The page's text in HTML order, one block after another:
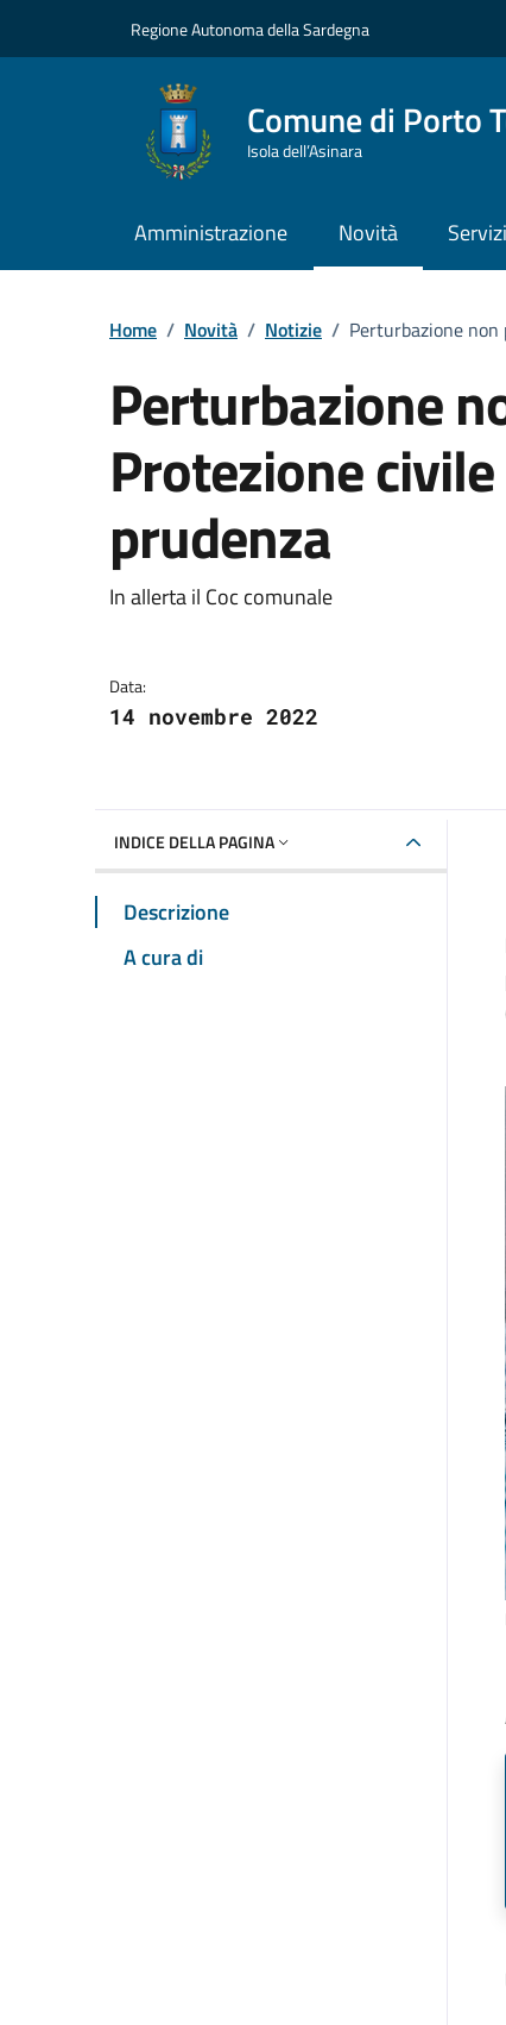
Regione Autonoma della Sardegna
Comune di Porto
Isola dell’Asinara
Amministrazione Novità Servizi
Home / Novità / Notizie / Perturbazione
Perturbazione
Protezione
prudenza
Dettagli della notizia
In allerta il Coc comunale
Data:
14 novembre 2022
INDICE DELLA PAGINA
Descrizione
A cura di